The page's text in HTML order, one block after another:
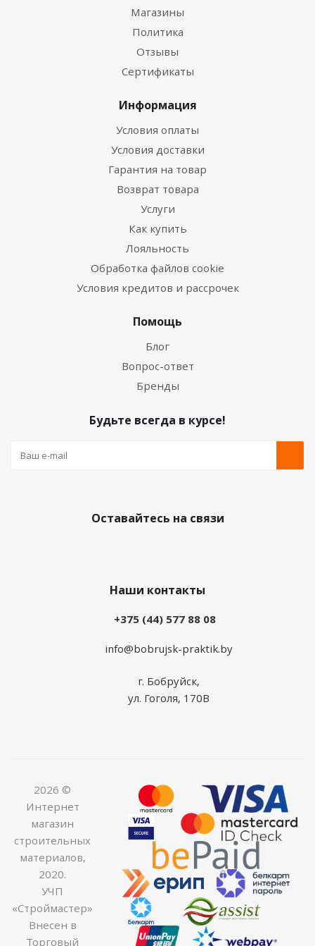
Магазины
Политика
Отзывы
Сертификаты
Информация
Условия оплаты
Условия доставки
Гарантия на товар
Возврат товара
Услуги
Как купить
Лояльность
Обработка файлов cookie
Условия кредитов и рассрочек
Помощь
Блог
Вопрос-ответ
Бренды
Будьте всегда в курсе!
Оставайтесь на связи
Наши контакты
+375 (44) 577 88 08
info@bobrujsk-praktik.by
г. Бобруйск,
ул. Гоголя, 170В
2026 ©
Интернет
магазин
строительных
материалов,
2020.
УЧП
«Строймастер»
Внесен в
Торговый